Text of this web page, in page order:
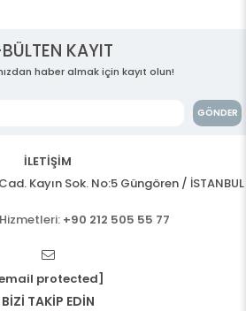
KAYIT
haber almak için kayıt olun!
GÖNDER
İLETİŞİM
Kayın Sok. No:5 Güngören / İSTANBUL
+90 212 505 55 77
protected]
BİZİ TAKİP EDİN